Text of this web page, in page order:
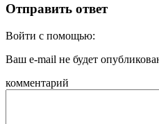
Отправить ответ
Войти с помощью:
Ваш e-mail не будет
комментарий